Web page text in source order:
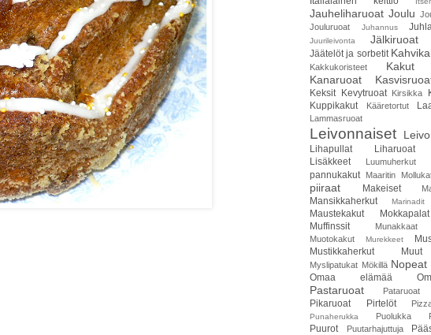
Jauheliharuoat Joulu
Jouluruoat
Juhannus
Juurileivonta Jälkiruoat
Jäätelöt ja sorbetit
Kakkukoristeet
Kakut
Kanaruoat
Keksit Kevytruoat Kirsikka
Kuppikakut
Kääretortut
Lammasruoat
Leivonnaiset
Lihapullat
Liharuoat
Lisäkkeet
Luumuherkut
pannukakut Maaritin
piiraat Makeiset
Mansikkaherkut Marinadit
Maustekakut
Mokkapalat
Muffinssit
Munakkaat
Muotokakut
Murekkeet
Mustikkaherkut
Myslipatukat Mökillä
Omaa elämää
Pastaruoat Pataruoat
Pikaruoat Pirtelöt
Punaherukka Puolukka
Puurot Puutarhajuttuja